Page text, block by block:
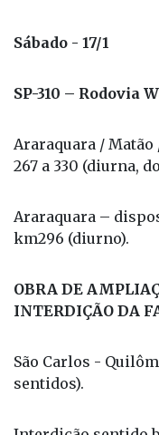
Sábado - 17/1
SP-310 – Rodovia
Araraquara /
267 a 330 (diurna,
Araraquara –
km296 (diurno).
OBRA DE
INTERDIÇÃO DA
São Carlos -
sentidos).